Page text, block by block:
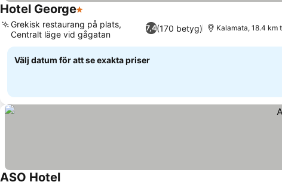
Hotel George1 Stjärnor
7,4(170 betyg)
Grekisk restaurang på plats,
Centralt läge vid gågatan
Kalamata, 18.4 km
Välj datum för att se exakta priser
ASO Hotel